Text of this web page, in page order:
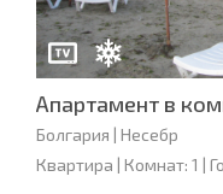
Апартамент в
Болгария | Несебр
Квартира | Комнат: 1 |